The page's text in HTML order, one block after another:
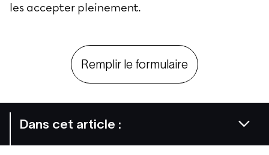
Dans cet article :
les accepter pleinement.
Remplir le formulaire